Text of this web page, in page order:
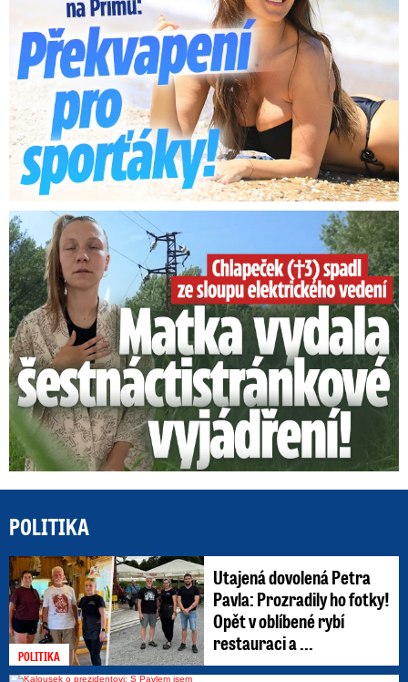
Smrtelný pád chlapce: Matka vydala vyjádření na 16 stran
POLITIKA
POLITIKA
Utajená dovolená Petra
Pavla: Prozradily ho fotky!
Opět v oblíbené rybí
restauraci a ...